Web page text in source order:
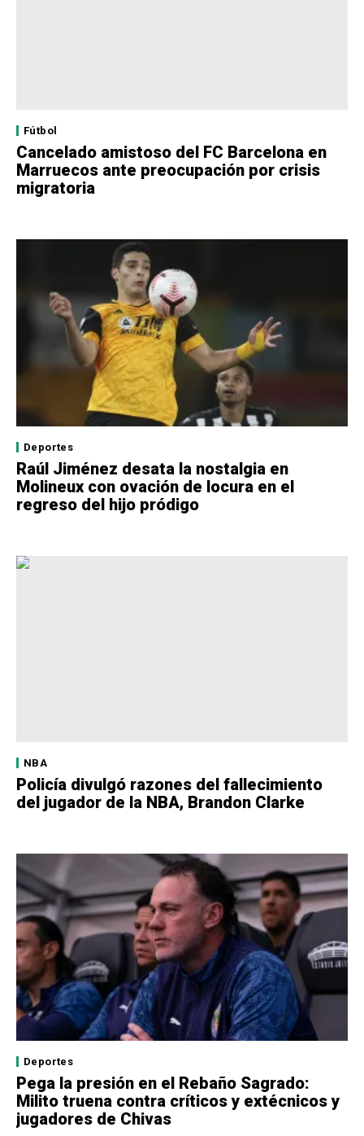
Fútbol
Cancelado amistoso del FC Barcelona en
Marruecos ante preocupación por crisis
migratoria
Deportes
Raúl Jiménez desata la nostalgia en
Molineux con ovación de locura en el
regreso del hijo pródigo
NBA
Policía divulgó razones del fallecimiento
del jugador de la NBA, Brandon Clarke
Deportes
Pega la presión en el Rebaño Sagrado:
Milito truena contra críticos y extécnicos y
jugadores de Chivas